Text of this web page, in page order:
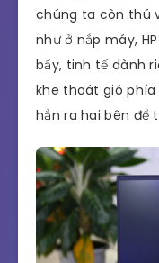
chúng ta còn thú
như ở nắp máy,
bẩy, tinh tế dành
khe thoát gió
hẳn ra hai bên để